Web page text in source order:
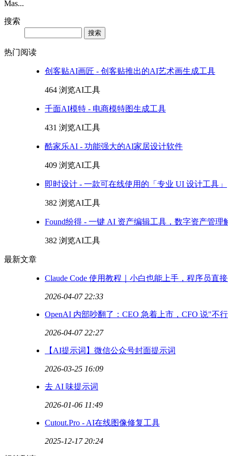
Mas...
搜索
热门阅读
创客贴AI画匠 - 创客贴推出的AI艺术画生成工具
464 浏览AI工具
千面AI模特 - 电商模特图生成工具
431 浏览AI工具
酷家乐AI - 功能强大的AI家居设计软件
409 浏览AI工具
即时设计 - 一款可在线使用的「专业 UI 设计工具」
382 浏览AI工具
Found纷得 - 一键 AI 资产编辑工具，数字资产管理
382 浏览AI工具
最新文章
Claude Code 使用教程｜小白也能上手，程序员直
2026-04-07 22:33
OpenAI 内部吵翻了：CEO 急着上市，CFO 说"不
2026-04-07 22:27
【AI提示词】微信公众号封面提示词
2026-03-25 16:09
去 AI 味提示词
2026-01-06 11:49
Cutout.Pro - AI在线图像修复工具
2025-12-17 20:24